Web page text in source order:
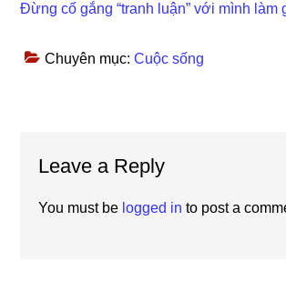
Đừng cố gắng “tranh luận” với mình làm
Chuyên mục:Cuộc sống
Interactions
Leave a Reply
You must be logged in to post a